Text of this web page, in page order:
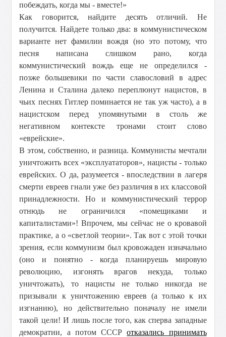
побеждать, когда мы - вместе!»
Как говорится, найдите десять отличий. Не
получится. Найдете только два: в коммунистическом
варианте нет фамилии вождя (но это потому, что
песня написана слишком рано, когда
коммунистический вождь еще не определился -
позже большевики по части славословий в адрес
Ленина и Сталина далеко переплюнут нацистов, в
чьих песнях Гитлер поминается не так уж часто), а в
нацистском перед упомянутыми в столь же
негативном контексте тронами стоит слово
«еврейские».
В этом, собственно, и разница. Коммунисты мечтали
уничтожить всех «эксплуататоров», нацисты - только
еврейских. О да, разумеется - впоследствии в лагеря
смерти евреев гнали уже без различия в их классовой
принадлежности. Но и коммунистический террор
отнюдь не ограничился «помещиками и
капиталистами»! Впрочем, мы сейчас не о кровавой
практике, а о «светлой теории». Так вот с этой точки
зрения, если коммунизм был кровожаден изначально
(оно и понятно - когда планируешь мировую
революцию, изгонять врагов некуда, только
уничтожать), то нацисты не только никогда не
призывали к уничтожению евреев (а только к их
изгнанию), но действительно поначалу не имели
такой цели! И лишь после того, как сперва западные
демократии, а потом СССРотказались принимать